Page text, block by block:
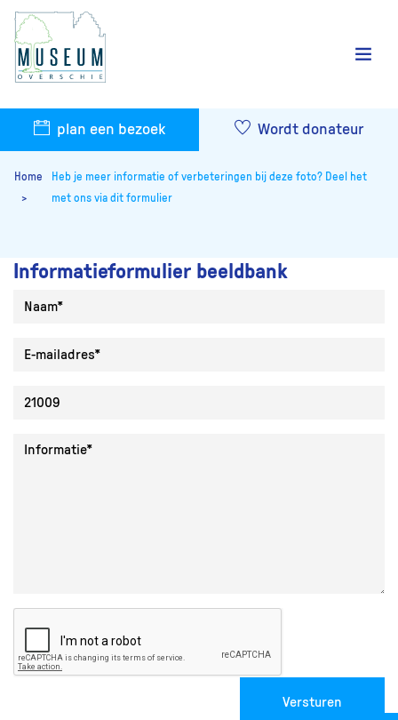
plan een bezoek Wordt donateur
Home
Heb je meer informatie of verbeteringen bij deze foto? Deel het
met ons via dit formulier
Informatieformulier beeldbank
Versturen